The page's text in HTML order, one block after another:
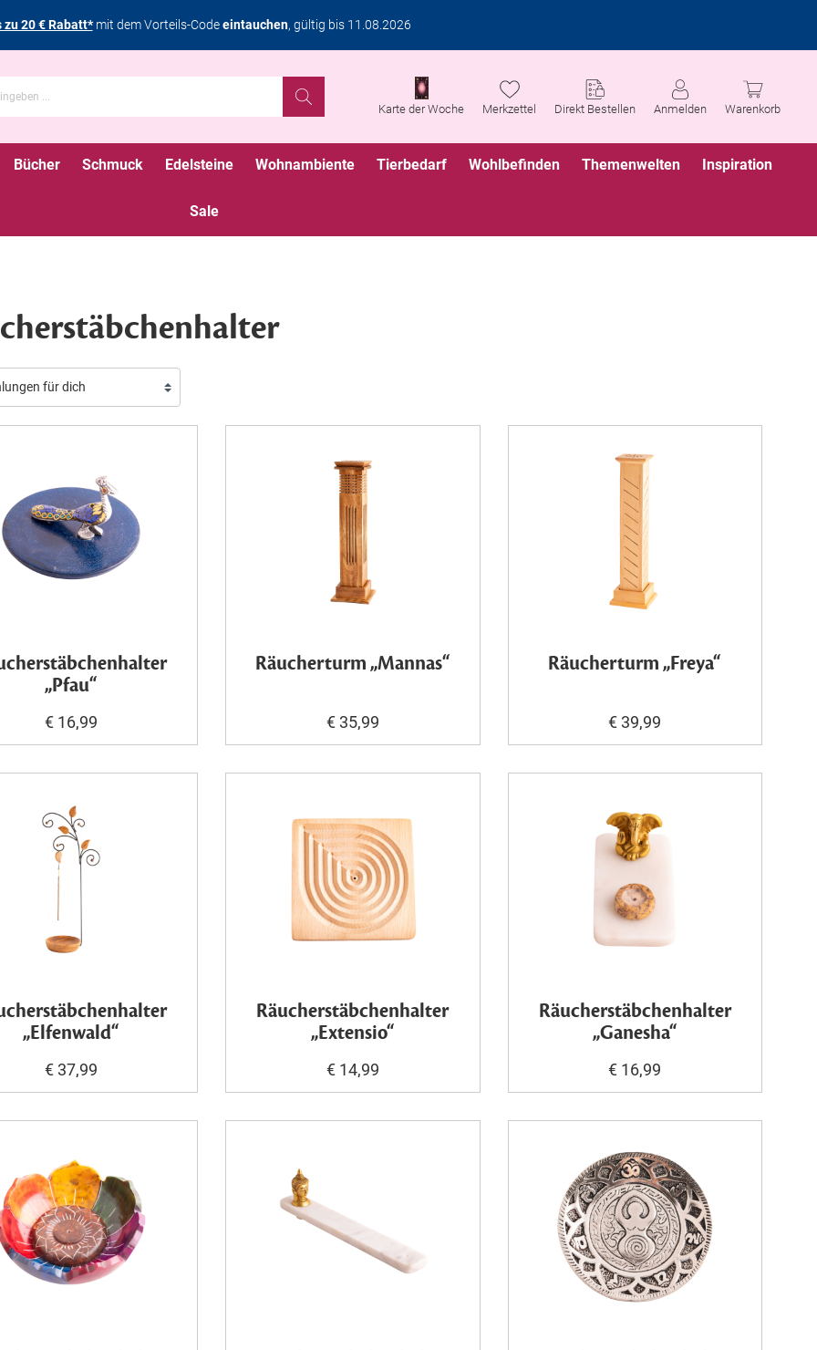
zu 20 € Rabatt*mit dem Vorteils-Codeeintauchen, gültig bis 11.08.2026
Karte der Woche Merkzettel Direkt Bestellen Anmelden Warenkorb
Bücher Schmuck Edelsteine Wohnambiente Tierbedarf Wohlbefinden Themenwelten Inspiration
Sale
„Pfau“
€ 16,99
Räucherturm „Mannas“
€ 35,99
Räucherturm „Freya“
€ 39,99
„Elfenwald“
€ 37,99
Räucherstäbchenhalter
„Extensio“
€ 14,99
Räucherstäbchenhalter
„Ganesha“
€ 16,99